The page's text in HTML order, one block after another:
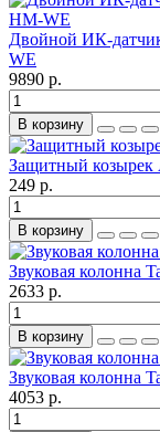
Двойной ИК-
WE
9890 р.
В корзину
Защитный козырек
249 р.
В корзину
Звуковая колонна
2633 р.
В корзину
Звуковая колонна
4053 р.